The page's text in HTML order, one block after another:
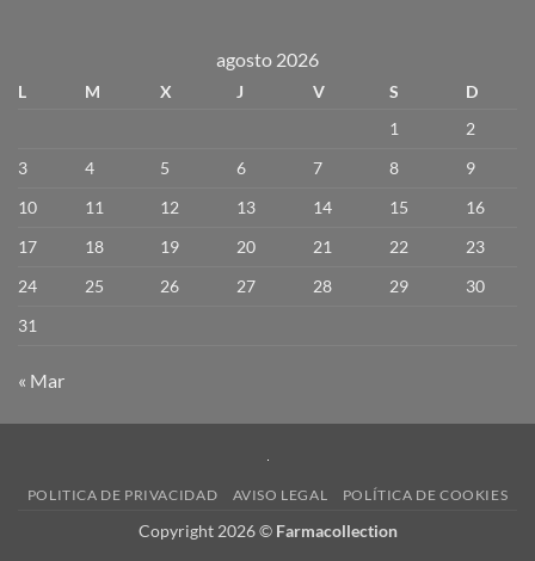
agosto 2026
L M X J V S
D
1
2
3
4 5 6 7 8
9
10
11 12 13 14 15
16
17
18 19 20 21 22
23
24
25 26 27 28 29
30
31
« Mar
POLITICA DE PRIVACIDAD AVISO LEGAL POLÍTICA DE COOKIES
Copyright 2026 © Farmacollection